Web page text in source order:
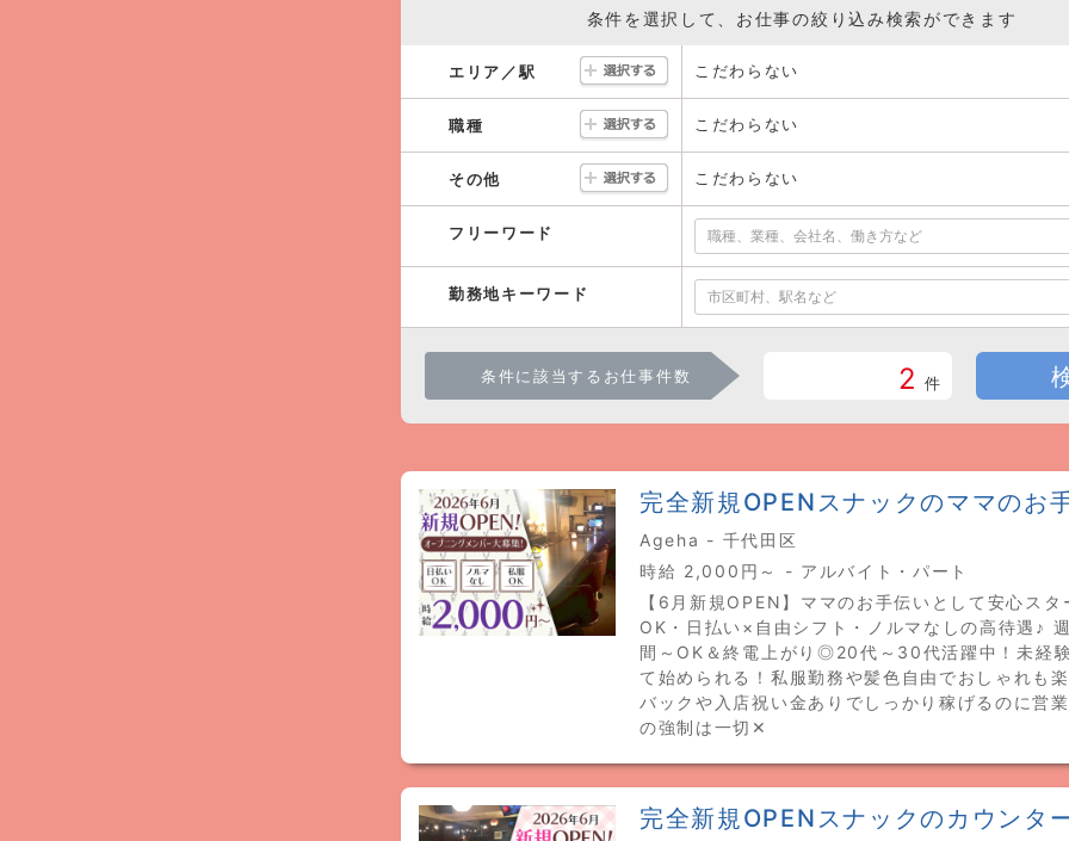
条件を選択して、お仕事の絞り込み検索ができます
エリア／駅 こだわらない
職種 こだわらない
その他 こだわらない
フリーワード
勤務地キーワード
条件に該当するお仕事件数 2 件
完全新規OPENスナックのママのお
Ageha - 千代田区
時給 2,000円～ - アルバイト・パート
【6月新規OPEN】ママのお手伝いとして安心ス
OK・日払い×自由シフト・ノルマなしの高待遇♪
間～OK＆終電上がり◎20代～30代活躍中！未経
て始められる！私服勤務や髪色自由でおしゃれも
バックや入店祝い金ありでしっかり稼げるのに営
の強制は一切✕
完全新規OPENスナックのカウンタ